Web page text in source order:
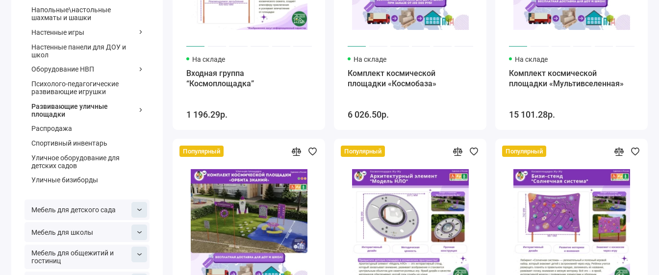
Напольные\настольные
шахматы и шашки
Настенные игры
Настенные панели для ДОУ и
школ
Оборудование НВП
Психолого-педагогические
развивающие игрушки
Развивающие уличные
площадки
Распродажа
Спортивный инвентарь
Уличное оборудование для
детских садов
Уличные бизиборды
Мебель для детского сада
Мебель для школы
Мебель для общежитий и
гостиниц
На складе
Входная группа
“Космоплощадка”
1 196.29р.
На складе
Комплект космической
площадки «Космобаза»
6 026.50р.
На складе
Комплект космической
площадки «Мультивселенная»
15 101.28р.
Популярный Популярный Популярный